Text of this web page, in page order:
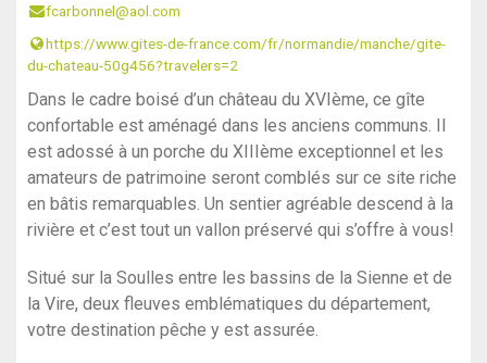
fcarbonnel@aol.com
https://www.gites-de-france.com/fr/normandie/manche/gite-
du-chateau-50g456?travelers=2
Dans le cadre boisé d’un château du XVIème, ce gîte
confortable est aménagé dans les anciens communs. Il
est adossé à un porche du XIIIème exceptionnel et les
amateurs de patrimoine seront comblés sur ce site riche
en bâtis remarquables. Un sentier agréable descend à la
rivière et c’est tout un vallon préservé qui s’offre à vous!
Situé sur la Soulles entre les bassins de la Sienne et de
la Vire, deux fleuves emblématiques du département,
votre destination pêche y est assurée.